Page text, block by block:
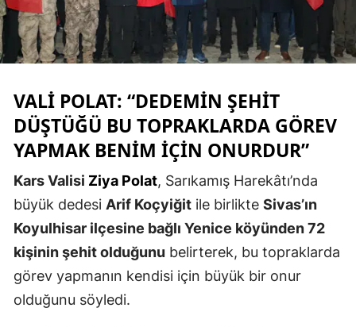
Elazığ
Erzincan
Eskişehir
Gaziantep
Giresun
Gümüşhane
Hatay
VALI POLAT: “DEDEMIN ŞEHIT
DÜŞTÜĞÜ BU TOPRAKLARDA GÖREV
YAPMAK BENIM İÇIN ONURDUR”
Kars Valisi Ziya Polat, Sarıkamış Harekâtı’nda
büyük dedesi Arif Koçyiğit ile birlikte Sivas’ın
Koyulhisar ilçesine bağlı Yenice köyünden 72
kişinin şehit olduğunu belirterek, bu topraklarda
görev yapmanın kendisi için büyük bir onur
olduğunu söyledi.